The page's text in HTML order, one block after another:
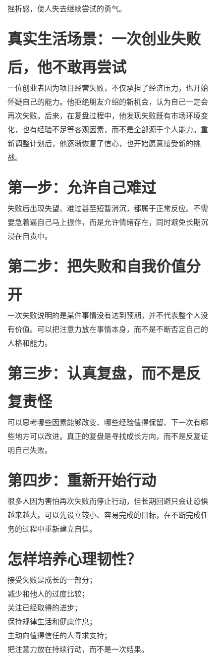
挫折感，使人失去继续尝试的勇气。
真实生活场景：一次创业失败
后，他不敢再尝试
一位创业者因为项目经营失败，不仅承担了经济压力，也开始
怀疑自己的能力。他拒绝朋友介绍的新机会，认为自己一定会
再次失败。后来，在复盘过程中，他发现失败既有市场环境变
化，也有经验不足等客观因素，而不是全部源于个人能力。重
新调整计划后，他逐渐恢复了信心，也开始愿意接受新的挑
战。
第一步：允许自己难过
失败后出现失望、难过甚至短暂消沉，都属于正常反应。不需
要急着逼自己马上振作，而是允许情绪存在，同时避免长期沉
浸在自责中。
第二步：把失败和自我价值分
开
一次失败说明的是某件事情没有达到预期，并不代表整个人没
有价值。可以把注意力放在事情本身，而不是不断否定自己的
人格和能力。
第三步：认真复盘，而不是反
复责怪
可以思考哪些因素能够改变、哪些经验值得保留、下一次有哪
些地方可以改进。真正的复盘是寻找成长方向，而不是反复证
明自己失败。
第四步：重新开始行动
很多人因为害怕再次失败而停止行动，但长期回避只会让恐惧
越来越大。可以先设立较小、容易完成的目标，在不断完成任
务的过程中重新建立自信。
怎样培养心理韧性？
接受失败是成长的一部分；
减少和他人的过度比较；
关注已经取得的进步；
保持规律生活和健康作息；
主动向值得信任的人寻求支持；
把注意力放在持续行动，而不是一次结果。